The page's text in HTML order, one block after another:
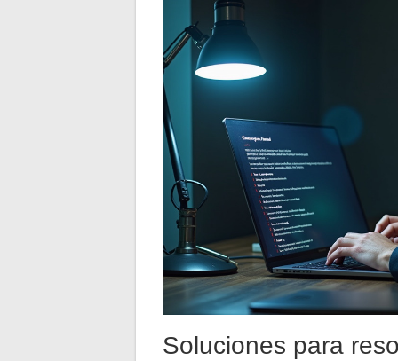
Soluciones para